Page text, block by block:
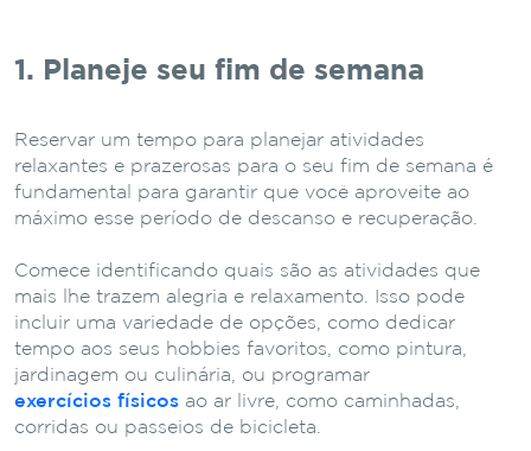
1. Planeje seu fim de semana
Reservar um tempo para planejar atividades
relaxantes e prazerosas para o seu fim de semana é
fundamental para garantir que você aproveite ao
máximo esse período de descanso e recuperação.
Comece identificando quais são as atividades que
mais lhe trazem alegria e relaxamento. Isso pode
incluir uma variedade de opções, como dedicar
tempo aos seus hobbies favoritos, como pintura,
jardinagem ou culinária, ou programar
exercícios físicos ao ar livre, como caminhadas,
corridas ou passeios de bicicleta.